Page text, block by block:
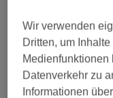
Sauberkeit
Service
Wir verwenden
Dritten, um
Medienfunktionen
Datenverkehr zu
Informationen